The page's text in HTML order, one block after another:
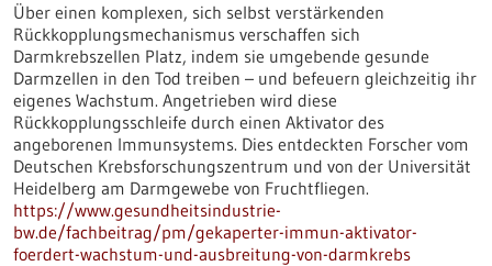
Über einen komplexen, sich selbst verstärkenden
Rückkopplungsmechanismus verschaffen sich
Darmkrebszellen Platz, indem sie umgebende gesunde
Darmzellen in den Tod treiben – und befeuern gleichzeitig ihr
eigenes Wachstum. Angetrieben wird diese
Rückkopplungsschleife durch einen Aktivator des
angeborenen Immunsystems. Dies entdeckten Forscher vom
Deutschen Krebsforschungszentrum und von der Universität
Heidelberg am Darmgewebe von Fruchtfliegen.
https://www.gesundheitsindustrie-
bw.de/fachbeitrag/pm/gekaperter-immun-aktivator-
foerdert-wachstum-und-ausbreitung-von-darmkrebs